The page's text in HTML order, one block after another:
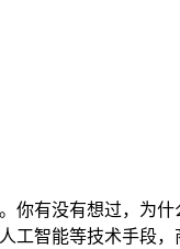
有没有想过，为
智能等技术手段